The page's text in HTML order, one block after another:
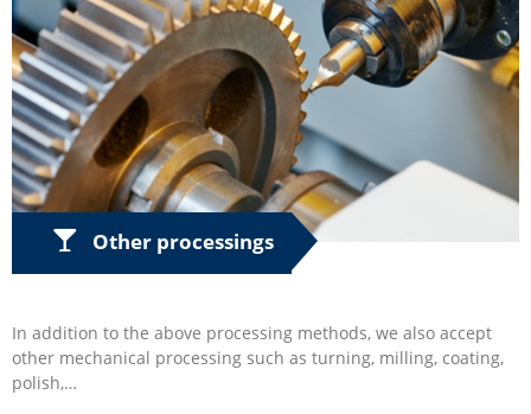
Other processings
In addition to the above processing methods, we also accept
other mechanical processing such as turning, milling, coating,
polish,…